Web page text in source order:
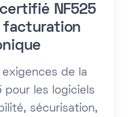
NF525
facturation
de la
pour les logiciels
sécurisation,